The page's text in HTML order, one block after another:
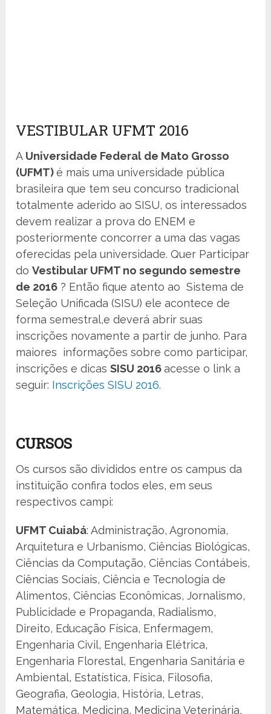
VESTIBULAR UFMT 2016
A Universidade Federal de Mato Grosso
(UFMT)é mais uma universidade pública
brasileira que tem seu concurso tradicional
totalmente aderido ao SISU, os interessados
devem realizar a prova do ENEM e
posteriormente concorrer a uma das vagas
oferecidas pela universidade. Quer Participar
doVestibular UFMT no segundo semestre
de 2016 ? Então fique atento ao Sistema de
Seleção Unificada (SISU) ele acontece de
forma semestral,e deverá abrir suas
inscrições novamente a partir de junho. Para
maiores informações sobre como participar,
inscrições e dicasSISU 2016acesse o link a
seguir: Inscrições SISU 2016.
CURSOS
Os cursos são divididos entre os campus da
instituição confira todos eles, em seus
respectivos campi:
UFMT Cuiabá: Administração, Agronomia,
Arquitetura e Urbanismo, Ciências Biológicas,
Ciências da Computação, Ciências Contábeis,
Ciências Sociais, Ciência e Tecnologia de
Alimentos, Ciências Econômicas, Jornalismo,
Publicidade e Propaganda, Radialismo,
Direito, Educação Física, Enfermagem,
Engenharia Civil, Engenharia Elétrica,
Engenharia Florestal, Engenharia Sanitária e
Ambiental, Estatística, Física, Filosofia,
Geografia, Geologia, História, Letras,
Matemática, Medicina, Medicina Veterinária,